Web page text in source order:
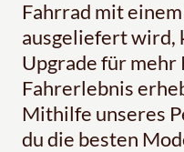
Fahrrad mit
ausgeliefert wird,
Upgrade für
Fahrerlebnis
Mithilfe unseres
du die besten